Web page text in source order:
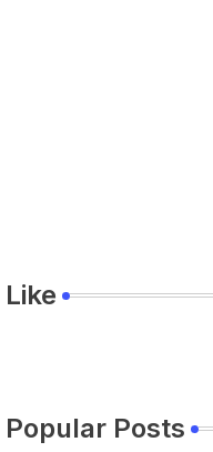
Like
Popular Posts